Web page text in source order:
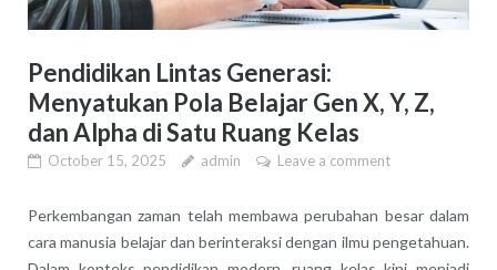
Pendidikan Lintas Generasi:
Menyatukan Pola Belajar Gen X, Y, Z,
dan Alpha di Satu Ruang Kelas
October 15, 2025 admin Leave a comment
Perkembangan zaman telah membawa perubahan besar dalam
cara manusia belajar dan berinteraksi dengan ilmu pengetahuan.